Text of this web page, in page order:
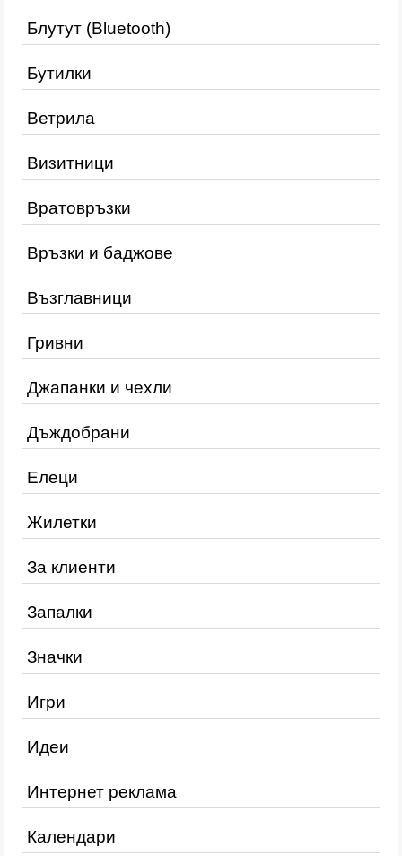
Блутут (Bluetooth)
Бутилки
Ветрила
Визитници
Вратовръзки
Връзки и баджове
Възглавници
Гривни
Джапанки и чехли
Дъждобрани
Елеци
Жилетки
За клиенти
Запалки
Значки
Игри
Идеи
Интернет реклама
Календари